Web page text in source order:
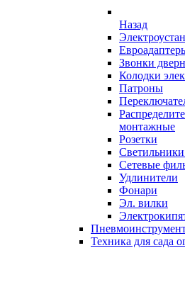
Назад
Звонки
Колодки
Патроны
монтажные
Розетки
Сетевые
Удлинители
Фонари
Эл. вилки
Техника для сада